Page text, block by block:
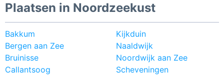
Plaatsen in Noordzeekust
Bakkum
Bergen aan Zee
Bruinisse
Callantsoog
Kijkduin
Naaldwijk
Noordwijk aan Zee
Scheveningen